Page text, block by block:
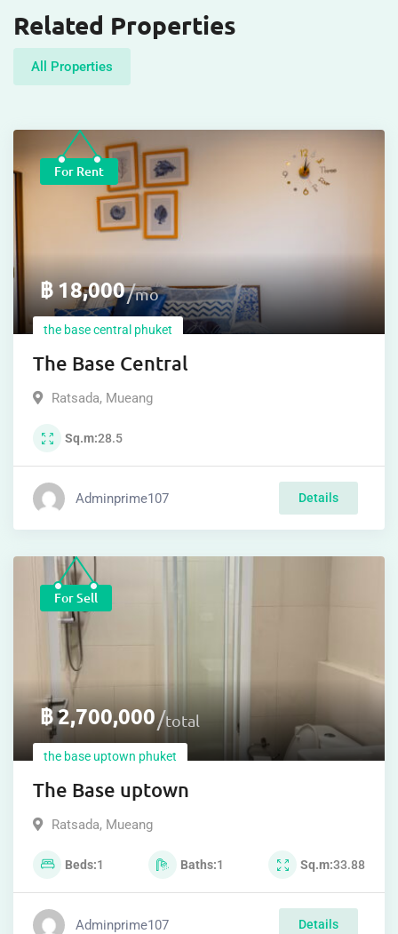
Related Properties
All Properties
For Rent
฿18,000 mo
the base central phuket
The Base Central
Ratsada, Mueang
Sq.m 28.5
Adminprime107 Details
For Sell
฿2,700,000 total
the base uptown phuket
The Base uptown
Ratsada, Mueang
Beds 1 Baths 1 Sq.m 33.88
Adminprime107 Details